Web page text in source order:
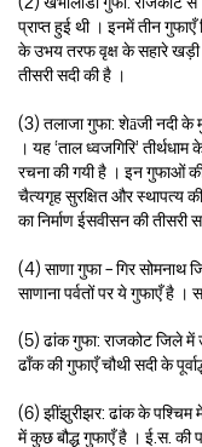
(2) खंभालीडा गुफा: राजकोट से
प्राप्त हुई थी । इनमें तीन
के उभय तरफ वृक्ष के सहारे खड़ी
तीसरी सदी की है ।
(3) तलाजा गुफा: शेāजी नदी के
। यह ‘ताल ध्वजगिरि’
रचना की गयी है । इन गुफाओं
चैत्यगृह सुरक्षित और स्थापत्य
का निर्माण ईसवीसन की तीसरी
(4) साणा गुफा – गिर सोमनाथ
साणाना पर्वतों पर ये गुफाएँ है ।
(5) ढांक गुफा: राजकोट जिले में
ढाँक की गुफाएँ चौथी सदी के
(6) झींझुरीझर: ढांक के पश्चिम
में कुछ बौद्ध गुफाएँ है । ई.स. की